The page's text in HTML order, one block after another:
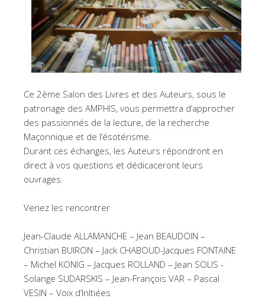
Ce 2ème Salon des Livres et des Auteurs, sous le
patronage des AMPHIS, vous permettra d’approcher
des passionnés de la lecture, de la recherche
Maçonnique et de l’ésotérisme.
Durant ces échanges, les Auteurs répondront en
direct à vos questions et dédicaceront leurs
ouvrages.
Venez les rencontrer
Jean-Claude ALLAMANCHE – Jean BEAUDOIN –
Christian BUIRON – Jack CHABOUD-Jacques FONTAINE
– Michel KONIG – Jacques ROLLAND – Jean SOLIS -
Solange SUDARSKIS – Jean-François VAR – Pascal
VESIN – Voix d’InItiées